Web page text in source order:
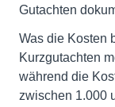
Gutachten
Was die Kosten
Kurzgutachten
während die
zwischen 1.000